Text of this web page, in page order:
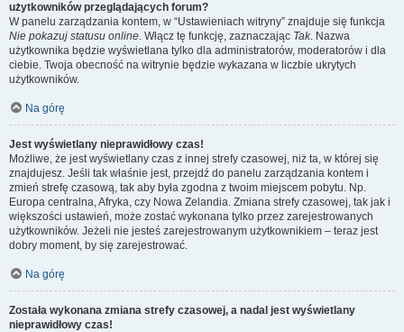
użytkowników przeglądających forum?
W panelu zarządzania kontem, w “Ustawieniach witryny” znajduje się funkcja
Nie pokazuj statusu online. Włącz tę funkcję, zaznaczając Tak. Nazwa
użytkownika będzie wyświetlana tylko dla administratorów, moderatorów i dla
ciebie. Twoja obecność na witrynie będzie wykazana w liczbie ukrytych
użytkowników.
Na górę
Jest wyświetlany nieprawidłowy czas!
Możliwe, że jest wyświetlany czas z innej strefy czasowej, niż ta, w której się
znajdujesz. Jeśli tak właśnie jest, przejdź do panelu zarządzania kontem i
zmień strefę czasową, tak aby była zgodna z twoim miejscem pobytu. Np.
Europa centralna, Afryka, czy Nowa Zelandia. Zmiana strefy czasowej, tak jak i
większości ustawień, może zostać wykonana tylko przez zarejestrowanych
użytkowników. Jeżeli nie jesteś zarejestrowanym użytkownikiem – teraz jest
dobry moment, by się zarejestrować.
Na górę
Została wykonana zmiana strefy czasowej, a nadal jest wyświetlany
nieprawidłowy czas!